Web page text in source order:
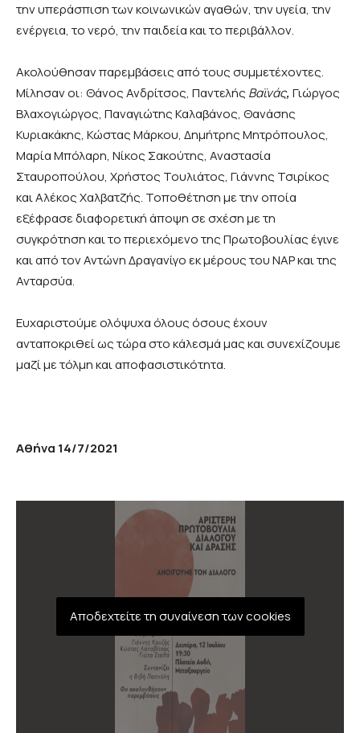
την υπεράσπιση των κοινωνικών αγαθών, την υγεία, την
ενέργεια, το νερό, την παιδεία και το περιβάλλον.
Ακολούθησαν παρεμβάσεις από τους συμμετέχοντες.
Μίλησαν οι: Θάνος Ανδρίτσος, Παντελής Βαϊνάς,Γιώργος
Βλαχογιώργος, Παναγιώτης Καλαβάνος, Θανάσης
Κυριακάκης, Κώστας Μάρκου, Δημήτρης Μητρόπουλος,
Μαρία Μπόλαρη, Νίκος Σακούτης, Αναστασία
Σταυροπούλου, Χρήστος Τουλιάτος, Γιάννης Τσιρίκος
και Αλέκος Χαλβατζής. Τοποθέτηση με την οποία
εξέφρασε διαφορετική άποψη σε σχέση με τη
συγκρότηση και το περιεχόμενο της Πρωτοβουλίας έγινε
και από τον Αντώνη Δραγανίγο εκ μέρους του ΝΑΡ και της
Ανταρσύα.
Ευχαριστούμε ολόψυχα όλους όσους έχουν
ανταποκριθεί ως τώρα στο κάλεσμά μας και συνεχίζουμε
μαζί με τόλμη και αποφασιστικότητα.
Αθήνα 14/7/2021
Αποδεχτείτε τη συναίνεση των cookies